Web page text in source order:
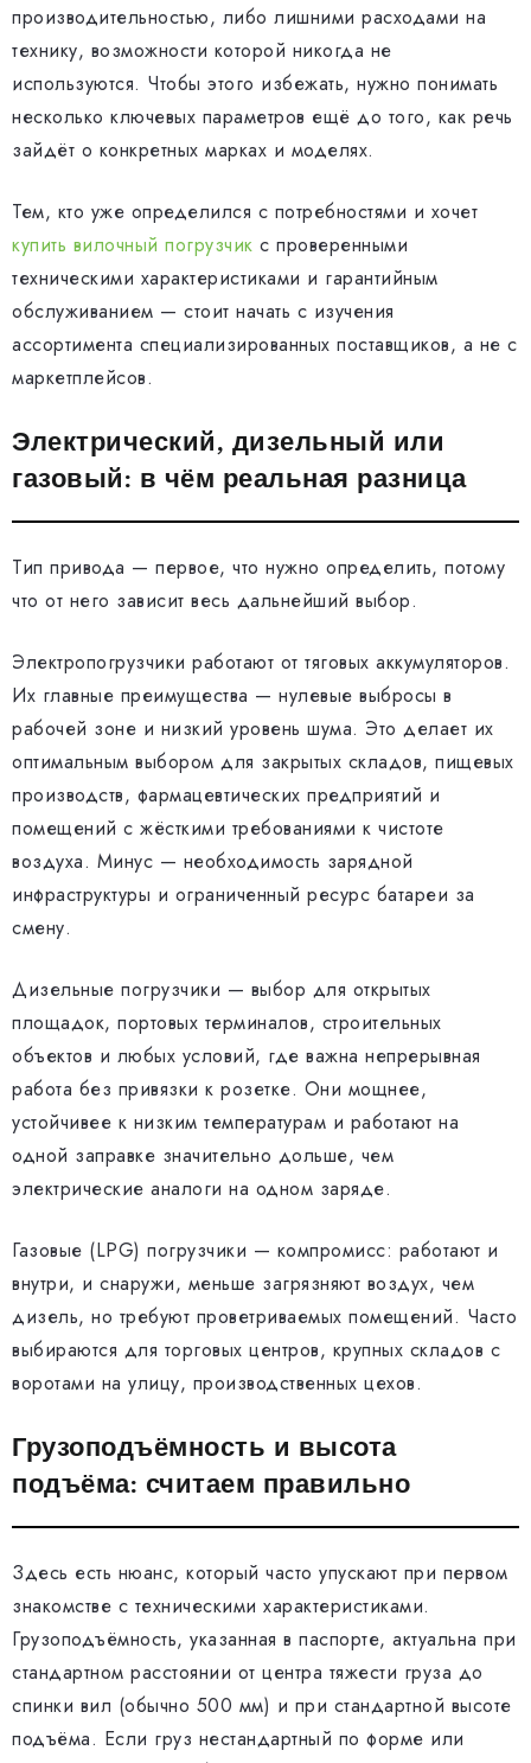
производительностью, либо лишними расходами на
технику, возможности которой никогда не
используются. Чтобы этого избежать, нужно понимать
несколько ключевых параметров ещё до того, как речь
зайдёт о конкретных марках и моделях.
Тем, кто уже определился с потребностями и хочет
купить вилочный погрузчик с проверенными
техническими характеристиками и гарантийным
обслуживанием — стоит начать с изучения
ассортимента специализированных поставщиков, а не с
маркетплейсов.
Электрический, дизельный или
газовый: в чём реальная разница
Тип привода — первое, что нужно определить, потому
что от него зависит весь дальнейший выбор.
Электропогрузчики работают от тяговых аккумуляторов.
Их главные преимущества — нулевые выбросы в
рабочей зоне и низкий уровень шума. Это делает их
оптимальным выбором для закрытых складов, пищевых
производств, фармацевтических предприятий и
помещений с жёсткими требованиями к чистоте
воздуха. Минус — необходимость зарядной
инфраструктуры и ограниченный ресурс батареи за
смену.
Дизельные погрузчики — выбор для открытых
площадок, портовых терминалов, строительных
объектов и любых условий, где важна непрерывная
работа без привязки к розетке. Они мощнее,
устойчивее к низким температурам и работают на
одной заправке значительно дольше, чем
электрические аналоги на одном заряде.
Газовые (LPG) погрузчики — компромисс: работают и
внутри, и снаружи, меньше загрязняют воздух, чем
дизель, но требуют проветриваемых помещений. Часто
выбираются для торговых центров, крупных складов с
воротами на улицу, производственных цехов.
Грузоподъёмность и высота
подъёма: считаем правильно
Здесь есть нюанс, который часто упускают при первом
знакомстве с техническими характеристиками.
Грузоподъёмность, указанная в паспорте, актуальна при
стандартном расстоянии от центра тяжести груза до
спинки вил (обычно 500 мм) и при стандартной высоте
подъёма. Если груз нестандартный по форме или